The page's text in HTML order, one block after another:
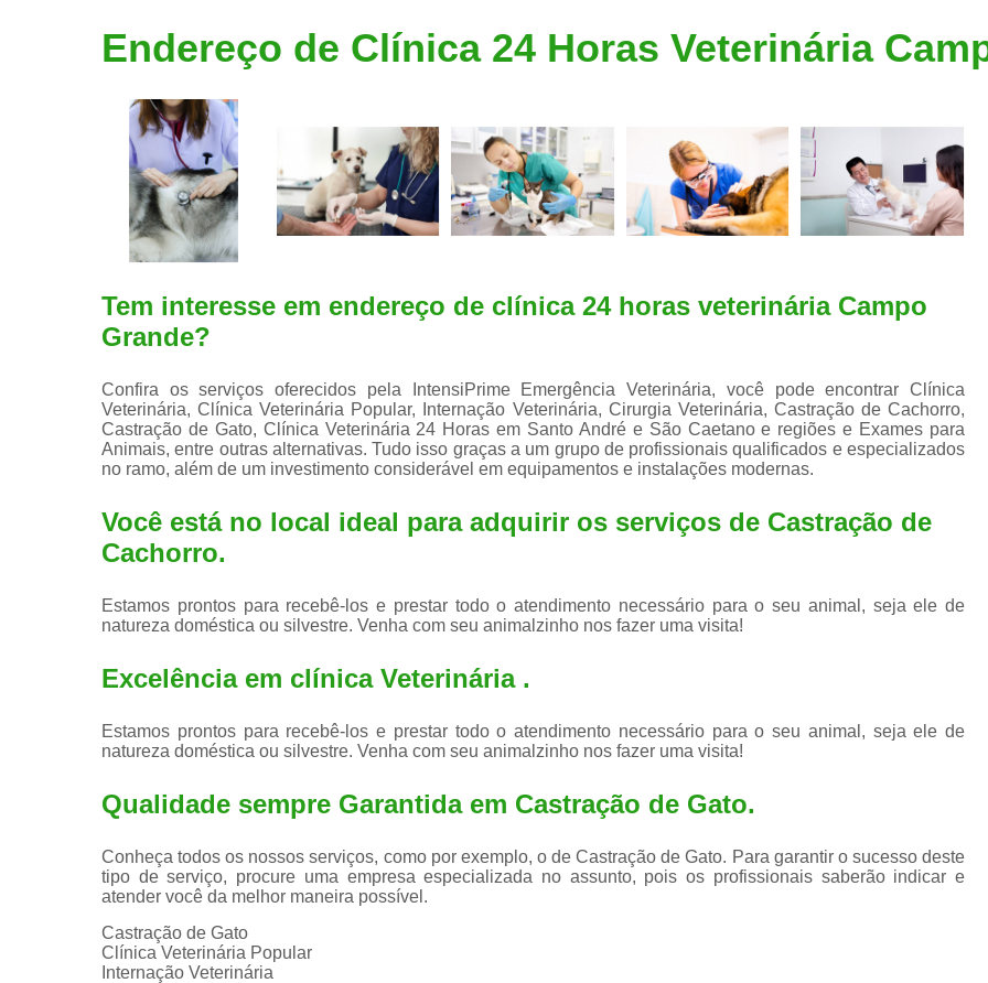
tártaro
Clínica Veterinária Santo André
Consulta de
Consulta Médica
Consulta Médica Veterinária para
Consulta para
Consulta para Animais Silvestres São
Consulta para Silvestres
Exame de Endoscopia Veterinária
Exame de Laboratório para Animais
Exame de Raio X para Animais
Exame para Animais Santo André
Internação para Animais de Estimação
Internação Veterinária Santo André
Limpeza de Tártaro em Cachorro
Limpeza Tártaro Santo André
Limpeza
Endereço de Clínica 24 Horas Veterinária
Tem interesse em endereço de clínica 24 horas veterinária Campo
Grande?
Confira os serviços oferecidos pela IntensiPrime Emergência Veterinária, você pode encontrar Clínica
Veterinária, Clínica Veterinária Popular, Internação Veterinária, Cirurgia Veterinária, Castração de Cachorro,
Castração de Gato, Clínica Veterinária 24 Horas em Santo André e São Caetano e regiões e Exames para
Animais, entre outras alternativas. Tudo isso graças a um grupo de profissionais qualificados e especializados
no ramo, além de um investimento considerável em equipamentos e instalações modernas.
Você está no local ideal para adquirir os serviços de Castração de
Cachorro.
Estamos prontos para recebê-los e prestar todo o atendimento necessário para o seu animal, seja ele de
natureza doméstica ou silvestre. Venha com seu animalzinho nos fazer uma visita!
Excelência em clínica Veterinária .
Estamos prontos para recebê-los e prestar todo o atendimento necessário para o seu animal, seja ele de
natureza doméstica ou silvestre. Venha com seu animalzinho nos fazer uma visita!
Qualidade sempre Garantida em Castração de Gato.
Conheça todos os nossos serviços, como por exemplo, o de Castração de Gato. Para garantir o sucesso deste
tipo de serviço, procure uma empresa especializada no assunto, pois os profissionais saberão indicar e
atender você da melhor maneira possível.
Castração de Gato
Clínica Veterinária Popular
Internação Veterinária